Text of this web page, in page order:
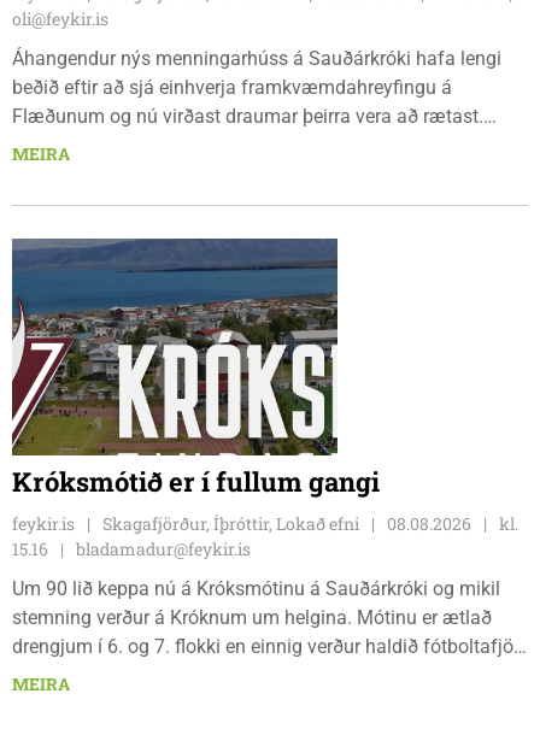
oli@feykir.is
Áhangendur nýs menningarhúss á Sauðárkróki hafa lengi
beðið eftir að sjá einhverja framkvæmdahreyfingu á
Flæðunum og nú virðast draumar þeirra vera að rætast.
Þórður Hansen mætti með tæki og tól og hóf
og sagði Magnús Barðdal sveitarstjóri það vera virkilega
þegar Feykir spurði hann út í málið.
MEIRA
Króksmótið er í fullum gangi
feykir.is Skagafjörður, Íþróttir, Lokað efni 08.08.2026
kl.
15.16
bladamadur@feykir.is
Um 90 lið keppa nú á Króksmótinu á Sauðárkróki og mikil
stemning verður á Króknum um helgina. Mótinu er ætlað
drengjum í 6. og 7. flokki en einnig verður haldið fótboltafjör
fyrir yngri systkini. Mótið hófst í gær, föstudaginn 7. ágúst
MEIRA